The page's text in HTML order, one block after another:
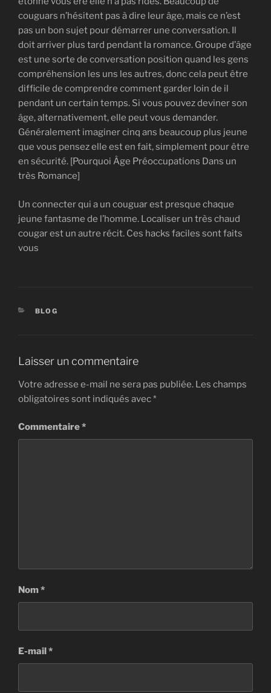
couguars n’hésitent pas à dire leur âge, mais ce n’est
pas un bon sujet pour démarrer une conversation. Il
doit arriver plus tard pendant la romance. Groupe d’âge
est une sorte de conversation position quand les gens
compréhension les uns les autres, donc cela peut être
difficile de comprendre comment garder loin de il
pendant un certain temps. Si vous pouvez deviner son
âge, alternativement, elle peut vous demander.
Généralement imaginer cinq ans beaucoup plus jeune
que vous pensez elle est en fait, simplement pour être
en sécurité. [Pourquoi Âge Préoccupations Dans un
très Romance]
Un connecter qui a un couguar est presque chaque
jeune fantasme de l’homme. Localiser un très chaud
cougar est un autre récit. Ces hacks faciles sont faits
vous
CATÉGORIES
BLOG
Laisser un commentaire
Votre adresse e-mail ne sera pas publiée. Les champs
obligatoires sont indiqués avec*
Commentaire*
Nom*
E-mail*